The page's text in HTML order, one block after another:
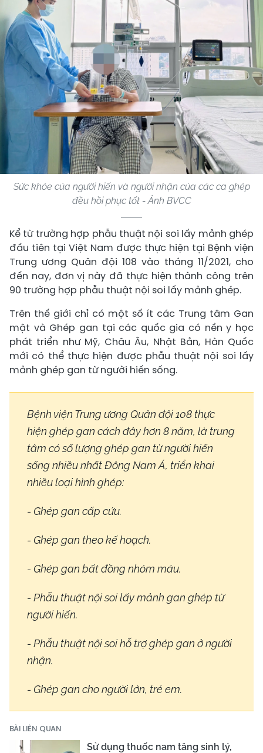
Sức khỏe của người hiến và người nhận của các ca ghép
đều hồi phục tốt - Ảnh BVCC
Kể từ trường hợp phẫu thuật nội soi lấy mảnh ghép
đầu tiên tại Việt Nam được thực hiện tại Bệnh viện
Trung ương Quân đội 108 vào tháng 11/2021, cho
đến nay, đơn vị này đã thực hiện thành công trên
90 trường hợp phẫu thuật nội soi lấy mảnh ghép.
Trên thế giới chỉ có một số ít các Trung tâm Gan
mật và Ghép gan tại các quốc gia có nền y học
phát triển như Mỹ, Châu Âu, Nhật Bản, Hàn Quốc
mới có thể thực hiện được phẫu thuật nội soi lấy
mảnh ghép gan từ người hiến sống.
Bệnh viện Trung ương Quân đội 108 thực
hiện ghép gan cách đây hơn 8 năm, là trung
tâm có số lượng ghép gan từ người hiến
sống nhiều nhất Đông Nam Á, triển khai
nhiều loại hình ghép:
- Ghép gan cấp cứu.
- Ghép gan theo kế hoạch.
- Ghép gan bất đồng nhóm máu.
- Phẫu thuật nội soi lấy mảnh gan ghép từ
người hiến.
- Phẫu thuật nội soi hỗ trợ ghép gan ở người
nhận.
- Ghép gan cho người lớn, trẻ em.
BÀI LIÊN QUAN
Sử dụng thuốc nam tăng sinh lý,